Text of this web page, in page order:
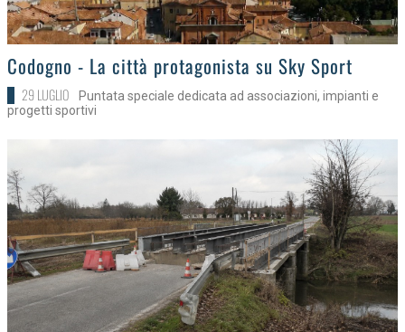
>
Codogno - La città protagonista su Sky Sport
29 LUGLIO
Puntata speciale dedicata ad associazioni, impianti e
progetti sportivi